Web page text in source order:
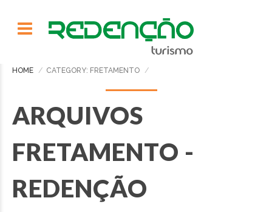
HOME CATEGORY: FRETAMENTO
ARQUIVOS
FRETAMENTO -
REDENÇÃO